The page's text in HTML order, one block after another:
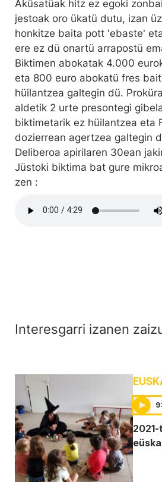
Aküsatüak hitz ez egoki
jestoak oro ükatü dutu, izan
honkitze baita pott 'ebaste'
ere ez dü onartü arrapostü
Biktimen abokatak 4.000
eta 800 euro abokatü fres
hüilantzea galtegin dü.
aldetik 2 urte presontegi
biktimetarik ez hüilantzea eta
dozierrean agertzea galtegin
Deliberoa apirilaren 30ean
Jüstoki biktima bat gure
zen :
Interesgarri izanen